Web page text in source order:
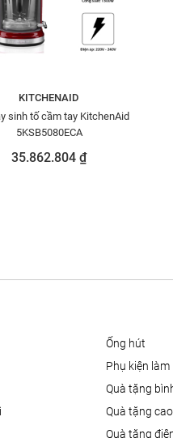
KITCHENAID
sinh tố cầm tay KitchenAid
5KSB5080ECA
35.862.804 ₫
ống hút
phụ kiện
quà tặng
quà tặng
quà tặng